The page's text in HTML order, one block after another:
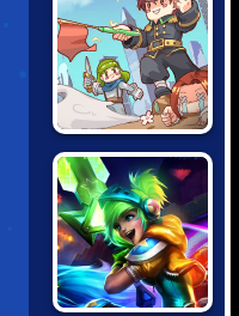
TEAM
COMMANDER